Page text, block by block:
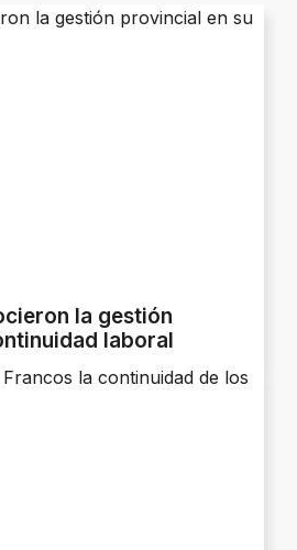
la gestión
laboral